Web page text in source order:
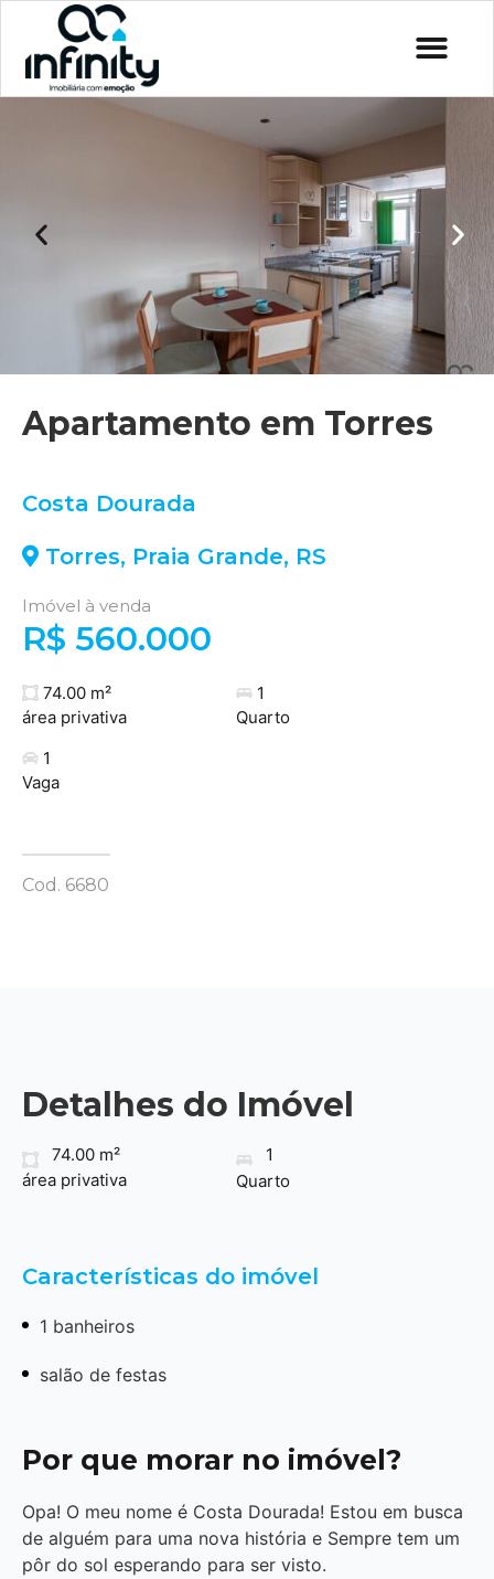
Apartamento em Torres
Costa Dourada
Torres, Praia Grande, RS
Imóvel à venda
R$ 560.000
74.00 m²
área privativa
1
Quarto
1
Vaga
Cod. 6680
Detalhes do Imóvel
74.00 m²
área privativa
1
Quarto
Características do imóvel
1 banheiros
salão de festas
Por que morar no imóvel?
Opa! O meu nome é Costa Dourada! Estou em busca
de alguém para uma nova história e Sempre tem um
pôr do sol esperando para ser visto.